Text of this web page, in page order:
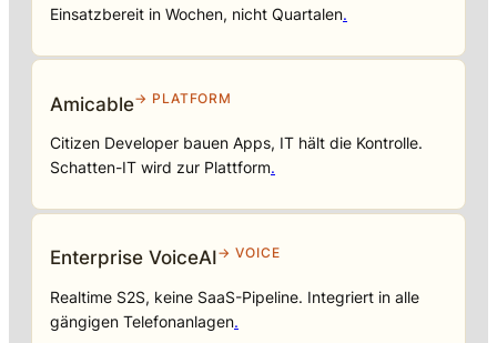
Einsatzbereit in Wochen, nicht Quartalen.
Amicable→ PLATFORM
Citizen Developer bauen Apps, IT hält die Kontrolle.
Schatten-IT wird zur Plattform.
Enterprise VoiceAI→ VOICE
Realtime S2S, keine SaaS-Pipeline. Integriert in alle
gängigen Telefonanlagen.